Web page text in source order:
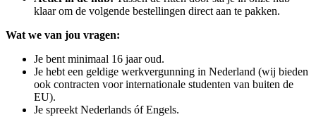
klaar om de volgende bestellingen direct aan te pakken.
Wat we van jou vragen:
Je bent minimaal 16 jaar oud.
Je hebt een geldige werkvergunning in Nederland (wij bieden
ook contracten voor internationale studenten van buiten de
EU).
Je spreekt Nederlands óf Engels.